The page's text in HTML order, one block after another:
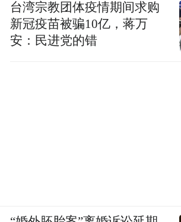
台湾宗教团体疫情期间求购
新冠疫苗被骗10亿，蒋万
安：民进党的错